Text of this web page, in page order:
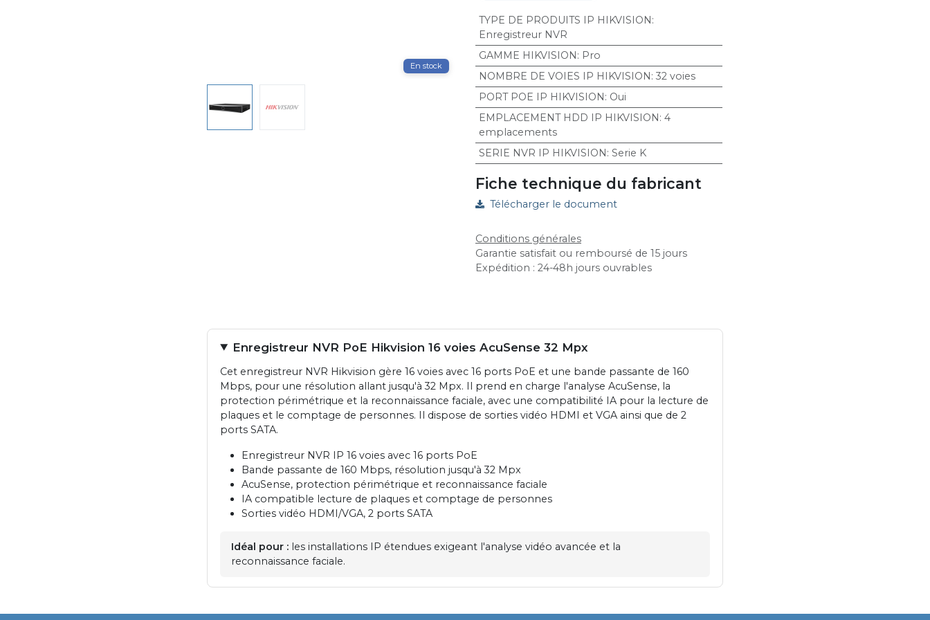
En stock
TYPE DE PRODUITS IP HIKVISION :
Enregistreur NVR
GAMME HIKVISION : Pro
NOMBRE DE VOIES IP HIKVISION :32 voies
PORT POE IP HIKVISION : Oui
EMPLACEMENT HDD IP HIKVISION : 4
emplacements
SERIE NVR IP HIKVISION : Serie K
Fiche technique du fabricant
Télécharger le document
Conditions générales
Garantie satisfait ou remboursé de 15 jours
Expédition : 24-48h jours ouvrables
Enregistreur NVR PoE Hikvision 16 voies AcuSense 32 Mpx
Cet enregistreur NVR Hikvision gère 16 voies avec 16 ports PoE et une bande passante de 160
Mbps, pour une résolution allant jusqu'à 32 Mpx. Il prend en charge l'analyse AcuSense, la
protection périmétrique et la reconnaissance faciale, avec une compatibilité IA pour la lecture de
plaques et le comptage de personnes. Il dispose de sorties vidéo HDMI et VGA ainsi que de 2
ports SATA.
Enregistreur NVR IP 16 voies avec 16 ports PoE
Bande passante de 160 Mbps, résolution jusqu'à 32 Mpx
AcuSense, protection périmétrique et reconnaissance faciale
IA compatible lecture de plaques et comptage de personnes
Sorties vidéo HDMI/VGA, 2 ports SATA
Idéal pour : les installations IP étendues exigeant l'analyse vidéo avancée et la
reconnaissance faciale.